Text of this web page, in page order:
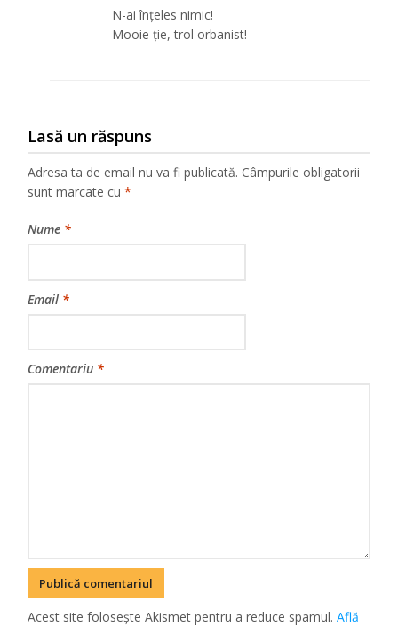
N-ai înțeles nimic!
Mooie ție, trol orbanist!
Lasă un răspuns
Adresa ta de email nu va fi publicată. Câmpurile obligatorii
sunt marcate cu*
Nume *
Email *
Comentariu *
Acest site folosește Akismet pentru a reduce spamul.Află